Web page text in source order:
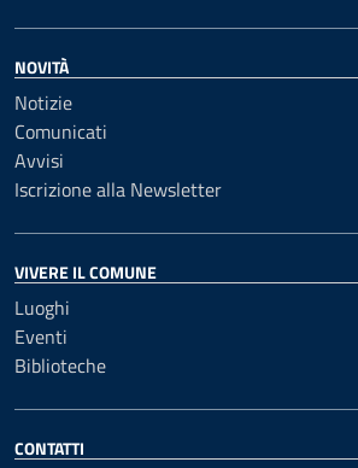
NOVITÀ
Notizie
Comunicati
Avvisi
Iscrizione alla Newsletter
VIVERE IL COMUNE
Luoghi
Eventi
Biblioteche
CONTATTI